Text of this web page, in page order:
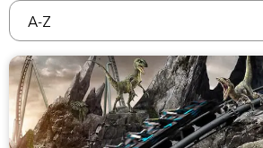
Things to Do
Interests
sortBy